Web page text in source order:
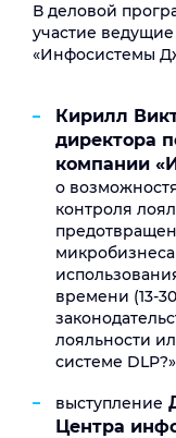
В деловой
участие
«Инфосистемы
Кирилл
директора
компании
о
контроля
времени (13-
лояльности
системе
выступление
Центра